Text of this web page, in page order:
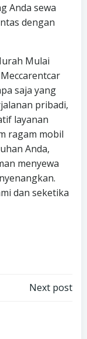
Anda sewa
dengan
Mulai
saja yang
pribadi,
layanan
ragam mobil
Anda,
menyewa
dan seketika
Next post